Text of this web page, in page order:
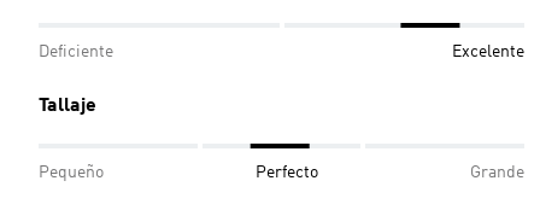
Deficiente Excelente
Tallaje
Pequeño Perfecto Grande